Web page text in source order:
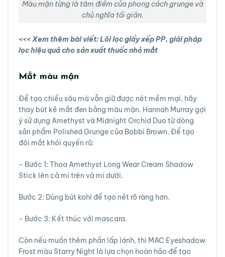
Màu mận từng là tâm điểm của phong cách grunge và
chủ nghĩa tối giản.
<<< Xem thêm bài viết:Lõi lọc giấy xếp PP, giải pháp
lọc hiệu quả cho sản xuất thuốc nhỏ mắt
Mắt màu mận
Để tạo chiều sâu mà vẫn giữ được nét mềm mại, hãy
thay bút kẻ mắt đen bằng màu mận. Hannah Murray gợi
ý sử dụng Amethyst và Midnight Orchid Duo từ dòng
sản phẩm Polished Grunge của Bobbi Brown. Để tạo
đôi mắt khói quyến rũ:
- Bước 1: Thoa Amethyst Long Wear Cream Shadow
Stick lên cả mi trên và mi dưới.
Bước 2: Dùng bút kohl để tạo nét rõ ràng hơn.
- Bước 3: Kết thúc với mascara.
Còn nếu muốn thêm phần lấp lánh, thì MAC Eyeshadow
Frost màu Starry Night là lựa chọn hoàn hảo để tạo